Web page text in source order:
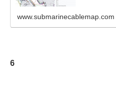
www.submarinecablemap.com
6